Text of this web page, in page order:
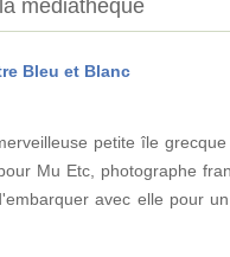
médiathèque
Bleu et Blanc
petite île
Mu Etc, photographe
avec elle pour